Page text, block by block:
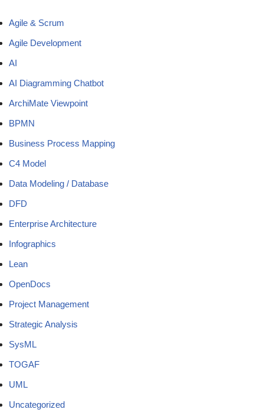
Agile & Scrum
Agile Development
AI
AI Diagramming Chatbot
ArchiMate Viewpoint
BPMN
Business Process Mapping
C4 Model
Data Modeling / Database
DFD
Enterprise Architecture
Infographics
Lean
OpenDocs
Project Management
Strategic Analysis
SysML
TOGAF
UML
Uncategorized